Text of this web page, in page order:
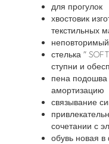
для прогулок
хвостовик
текстильных
стелька "
ступни и
пена подошва
амортизацию
связывание
сочетании с
обувь новая